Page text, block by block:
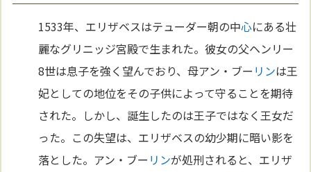
1533年、エリザベスはテューダー朝の中心にある壮
麗なグリニッジ宮殿で生まれた。彼女の父ヘンリー
8世は息子を強く望んでおり、母アン・ブー リンは王
妃としての地位をその子供によって守ることを期待
された。しかし、誕生したのは王子ではなく王女だ
った。この失望は、エリザベスの幼少期に暗い影を
落とした。アン・ブー リンが処刑されると、エリザ